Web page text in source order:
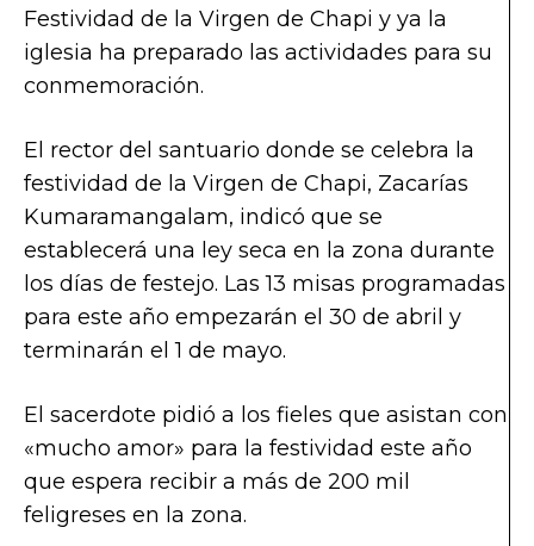
Festividad de la Virgen de Chapi y ya la
iglesia ha preparado las actividades para su
conmemoración.
El rector del santuario donde se celebra la
festividad de la Virgen de Chapi, Zacarías
Kumaramangalam, indicó que se
establecerá una ley seca en la zona durante
los días de festejo. Las 13 misas programadas
para este año empezarán el 30 de abril y
terminarán el 1 de mayo.
El sacerdote pidió a los fieles que asistan con
«mucho amor» para la festividad este año
que espera recibir a más de 200 mil
feligreses en la zona.